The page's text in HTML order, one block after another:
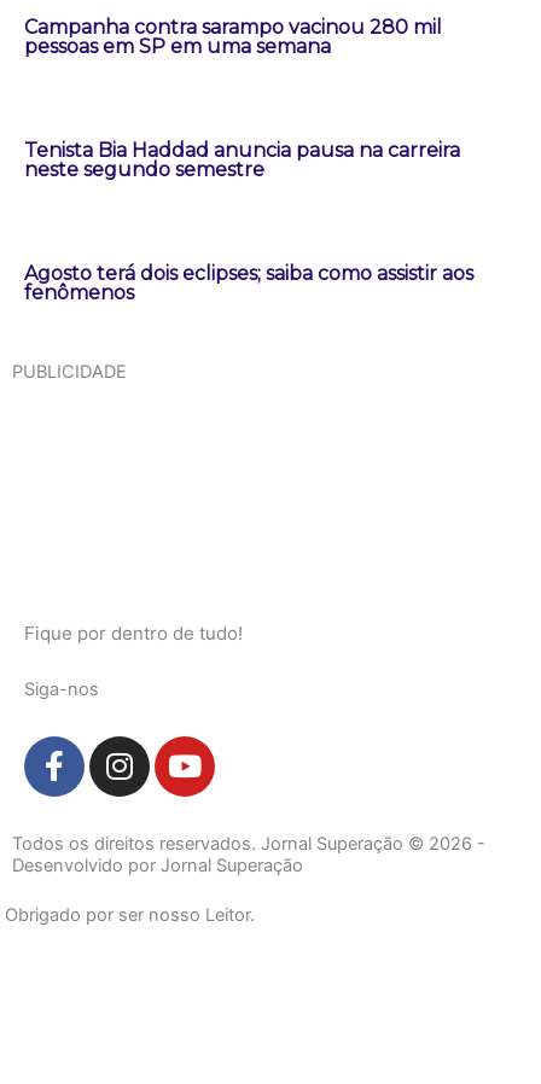
Campanha contra sarampo vacinou 280 mil
pessoas em SP em uma semana
Tenista Bia Haddad anuncia pausa na carreira
neste segundo semestre
Agosto terá dois eclipses; saiba como assistir aos
fenômenos
PUBLICIDADE
Fique por dentro de tudo!
Siga-nos
F
a
e
b
o
o
I
n
t
a
r
Y
o
t
u
e
Todos os direitos reservados. Jornal Superação © 2026 -
Desenvolvido por Jornal Superação
Obrigado por ser nosso Leitor.